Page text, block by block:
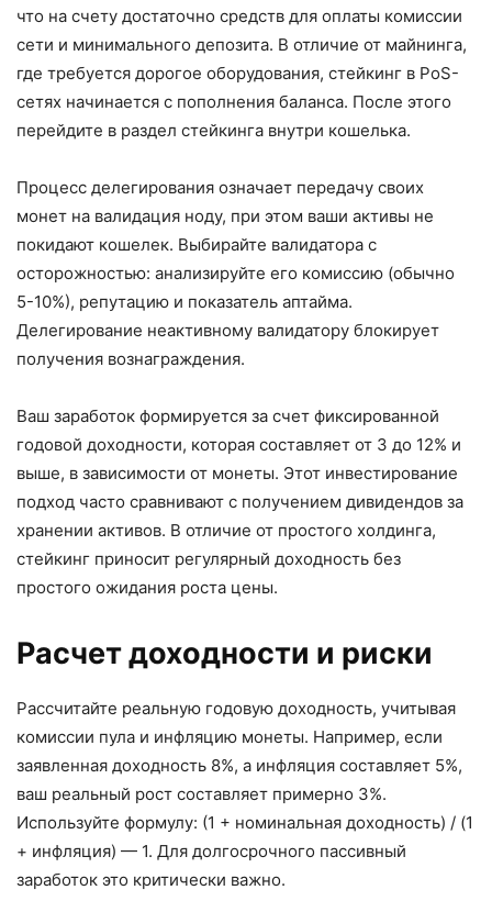
что на счету достаточно средств для оплаты комиссии
сети и минимального депозита. В отличие от майнинга,
где требуется дорогое оборудования, стейкинг в PoS-
сетях начинается с пополнения баланса. После этого
перейдите в раздел стейкинга внутри кошелька.
Процесс делегирования означает передачу своих
монет на валидация ноду, при этом ваши активы не
покидают кошелек. Выбирайте валидатора с
осторожностью: анализируйте его комиссию (обычно
5-10%), репутацию и показатель аптайма.
Делегирование неактивному валидатору блокирует
получения вознаграждения.
Ваш заработок формируется за счет фиксированной
годовой доходности, которая составляет от 3 до 12% и
выше, в зависимости от монеты. Этот инвестирование
подход часто сравнивают с получением дивидендов за
хранении активов. В отличие от простого холдинга,
стейкинг приносит регулярный доходность без
простого ожидания роста цены.
Расчет доходности и риски
Рассчитайте реальную годовую доходность, учитывая
комиссии пула и инфляцию монеты. Например, если
заявленная доходность 8%, а инфляция составляет 5%,
ваш реальный рост составляет примерно 3%.
Используйте формулу: (1 + номинальная доходность) / (1
+ инфляция) — 1. Для долгосрочного пассивный
заработок это критически важно.